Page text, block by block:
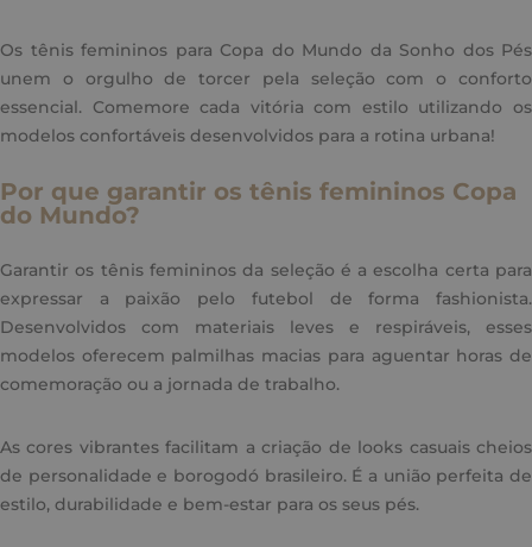
Os tênis femininos para Copa do Mundo da Sonho dos Pés
unem o orgulho de torcer pela seleção com o conforto
essencial. Comemore cada vitória com estilo utilizando os
modelos confortáveis desenvolvidos para a rotina urbana!
Por que garantir os tênis femininos Copa
do Mundo?
Garantir os tênis femininos da seleção é a escolha certa para
expressar a paixão pelo futebol de forma fashionista.
Desenvolvidos com materiais leves e respiráveis, esses
modelos oferecem palmilhas macias para aguentar horas de
comemoração ou a jornada de trabalho.
As cores vibrantes facilitam a criação de looks casuais cheios
de personalidade e borogodó brasileiro. É a união perfeita de
estilo, durabilidade e bem-estar para os seus pés.